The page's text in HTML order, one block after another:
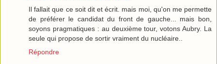
Il fallait que ce soit dit et écrit. mais moi, qu'on me permette
de préférer le candidat du front de gauche... mais bon,
soyons pragmatiques : au deuxième tour, votons Aubry. La
seule qui propose de sortir vraiment du nucléaire..
Répondre